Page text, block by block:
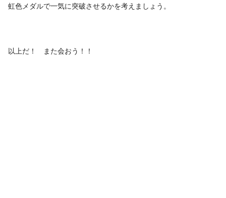
虹色メダルで一気に突破させるかを考えましょう。
以上だ！ また会おう！！